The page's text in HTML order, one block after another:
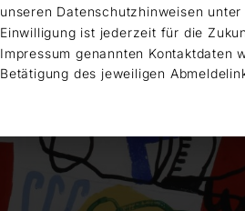
unseren Datenschutzhinweisen
Einwilligung ist jederzeit für die
Impressum genannten Kontaktdaten
Betätigung des jeweiligen